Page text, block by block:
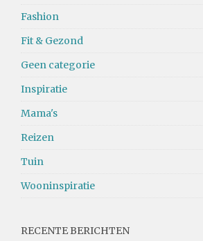
Fashion
Fit & Gezond
Geen categorie
Inspiratie
Mama's
Reizen
Tuin
Wooninspiratie
RECENTE BERICHTEN